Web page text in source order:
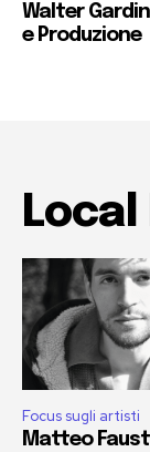
Walter
e Produzione
Focus sugli artisti
Matteo